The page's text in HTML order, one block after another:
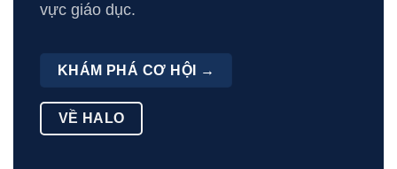
vực giáo dục.
KHÁM PHÁ CƠ HỘI →
VỀ HALO